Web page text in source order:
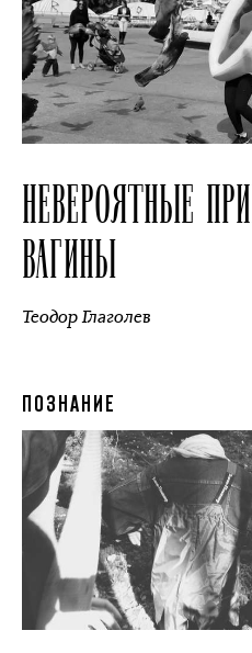
НЕВЕРОЯТНЫЕ
ВАГИНЫ
Теодор Глаголев
ПОЗНАНИЕ